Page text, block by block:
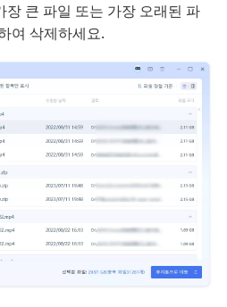
큰 파일 또는 가장 오래된 파
여 삭제하세요.